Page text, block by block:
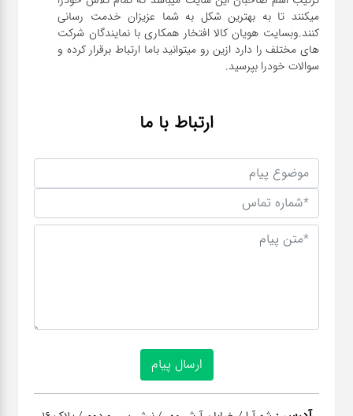
میکنند تا به بهترین شکل به شما عزیزان خدمت رسانی
کنند.وبسایت هویان کالا افتخار همکاری با نمایندگان شرکت
های مختلف را دارد ازین رو میتوانید باما ارتباط برقرار کرده و
سوالات خودرا بپرسید.
ارتباط با ما